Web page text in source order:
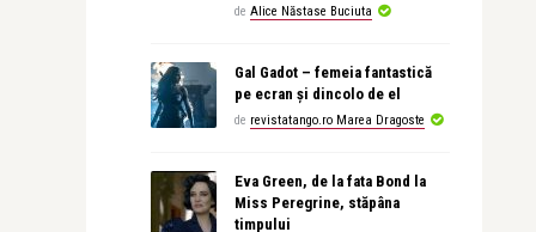
de Alice Năstase Buciuta
Gal Gadot – femeia fantastică
pe ecran și dincolo de el
de revistatango.ro Marea Dragoste
Eva Green, de la fata Bond la
Miss Peregrine, stăpâna
timpului